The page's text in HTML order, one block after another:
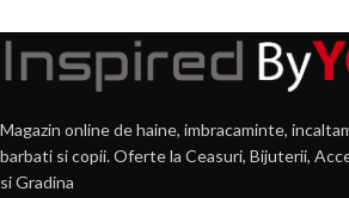
Magazin online de haine, imbracaminte,
barbati si copii. Oferte la Ceasuri, Bijuterii,
si Gradina